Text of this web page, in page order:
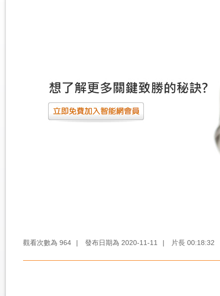
觀看次數為 964 | 發布日期為 2020-11-11 | 片長 00:18:32